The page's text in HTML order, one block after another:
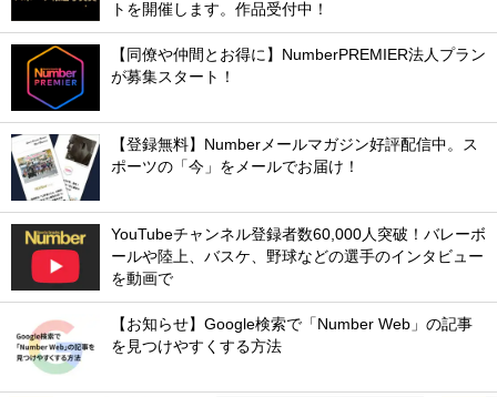
トを開催します。作品受付中！
【同僚や仲間とお得に】NumberPREMIER法人プラン
が募集スタート！
【登録無料】Numberメールマガジン好評配信中。ス
ポーツの「今」をメールでお届け！
YouTubeチャンネル登録者数60,000人突破！バレーボ
ールや陸上、バスケ、野球などの選手のインタビュー
を動画で
【お知らせ】Google検索で「Number Web」の記事
を見つけやすくする方法